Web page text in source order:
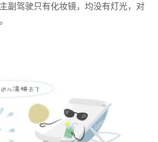
副驾驶只有化妆镜，均没有灯光，对